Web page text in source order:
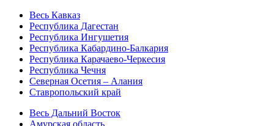
Весь Кавказ
Республика Дагестан
Республика Ингушетия
Республика Кабардино-Балкария
Республика Карачаево-Черкесия
Республика Чечня
Северная Осетия – Алания
Ставропольский край
Весь Дальний Восток
Амурская область